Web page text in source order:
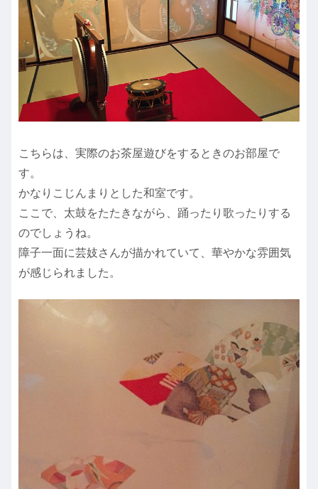
こちらは、実際のお茶屋遊びをするときのお部屋で
す。
かなりこじんまりとした和室です。
ここで、太鼓をたたきながら、踊ったり歌ったりする
のでしょうね。
障子一面に芸妓さんが描かれていて、華やかな雰囲気
が感じられました。